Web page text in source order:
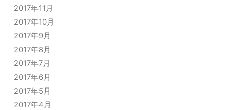
2017年11月
2017年10月
2017年9月
2017年8月
2017年7月
2017年6月
2017年5月
2017年4月